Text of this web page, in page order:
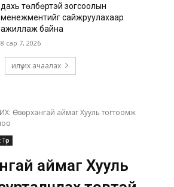
дахь төлбөртэй зогсоолын
менежментийг сайжруулахаар
ажиллаж байна
8 сар 7, 2026
илүү их ачаалах